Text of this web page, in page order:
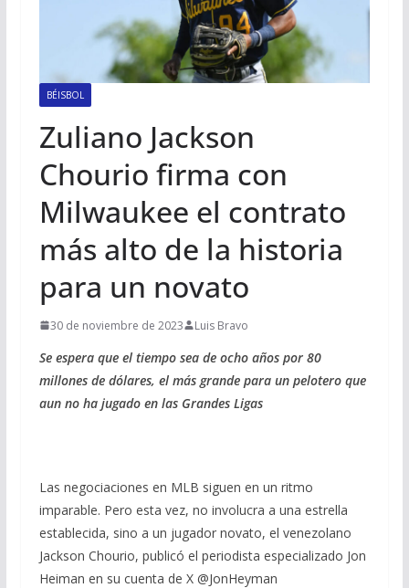
BÉISBOL
Zuliano Jackson
Chourio firma con
Milwaukee el contrato
más alto de la historia
para un novato
30 de noviembre de 2023 Luis Bravo
Se espera que el tiempo sea de ocho años por 80
millones de dólares, el más grande para un pelotero que
aun no ha jugado en las Grandes Ligas
Las negociaciones en MLB siguen en un ritmo
imparable. Pero esta vez, no involucra a una estrella
establecida, sino a un jugador novato, el venezolano
Jackson Chourio, publicó el periodista especializado Jon
Heiman en su cuenta de X @JonHeyman